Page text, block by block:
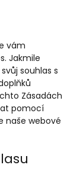
vám
Jakmile
souhlas s
Zásadách
pomocí
naše webové